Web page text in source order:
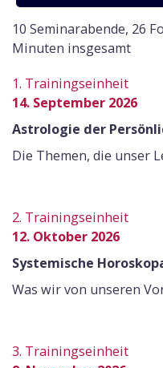
10 Seminarabende, 26
Minuten insgesamt
1. Trainingseinheit
14. September 2026
Astrologie der
Die Themen, die unser
2. Trainingseinheit
12. Oktober 2026
Systemische
Was wir von unseren
3. Trainingseinheit